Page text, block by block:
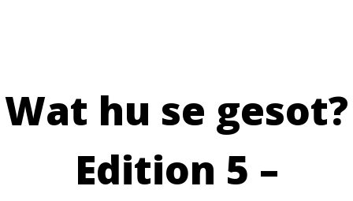
Wat hu se gesot?
Edition 5 –